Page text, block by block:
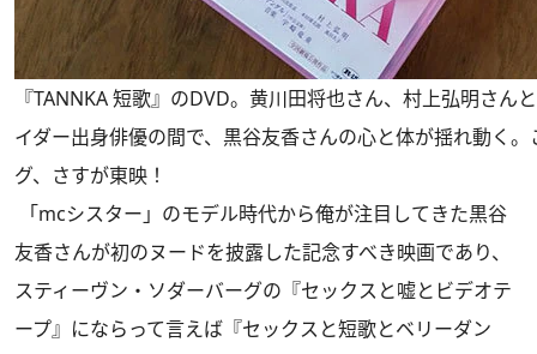
『TANNKA 短歌』のDVD。黄川田将也さん、村上弘明さん
イダー出身俳優の間で、黒谷友香さんの心と体が揺れ動く
グ、さすが東映！
「mcシスター」のモデル時代から俺が注目してきた黒谷
友香さんが初のヌードを披露した記念すべき映画であり、
スティーヴン・ソダーバーグの『セックスと嘘とビデオテ
ープ』にならって言えば『セックスと短歌とベリーダン